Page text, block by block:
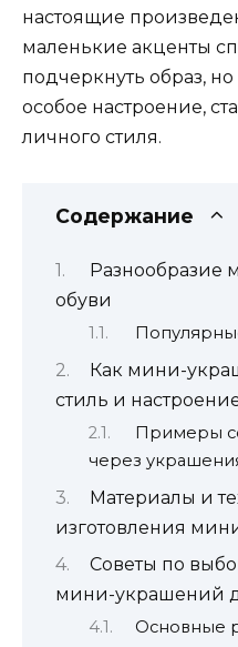
настоящие
маленькие акценты
подчеркнуть образ,
особое настроение,
личного стиля.
Содержание
Разнообразие
обуви
Как мини-
стиль и
Примеры
через
Материалы и
изготовления
Советы по
мини-украшений
Основные